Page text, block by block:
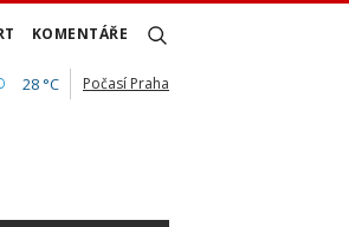
KOMENTÁŘE
28 °C Počasí Praha